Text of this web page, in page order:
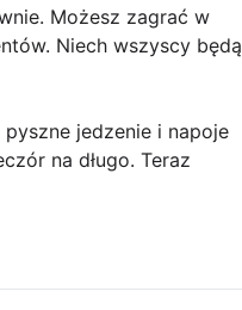
Możesz zagrać w
Niech wszyscy będą
jedzenie i napoje
na długo. Teraz